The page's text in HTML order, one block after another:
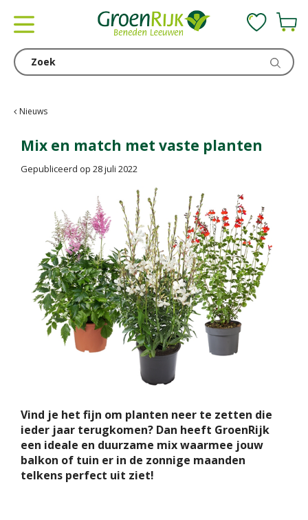
Nieuws
Mix en match met vaste planten
Gepubliceerd op 28 juli 2022
Vind je het fijn om planten neer te zetten die
ieder jaar terugkomen? Dan heeft GroenRijk
een ideale en duurzame mix waarmee jouw
balkon of tuin er in de zonnige maanden
telkens perfect uit ziet!